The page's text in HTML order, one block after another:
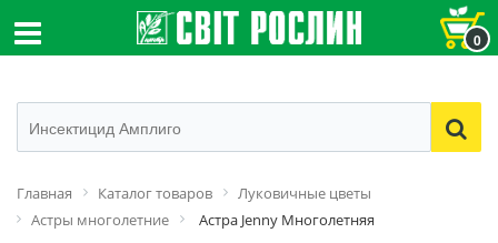
0
Главная Каталог товаров
Луковичные цветы
Астры многолетние
Астра Jenny Многолетняя